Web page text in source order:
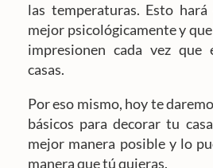
las temperaturas. Esto
mejor psicológicamente y
impresionen cada vez que
casas.
Por eso mismo, hoy te
básicos para decorar tu
mejor manera posible y lo
manera que tú quieras.